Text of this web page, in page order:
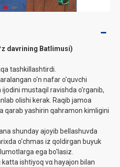
davrining Batlimusi)
tashkillashtirdi.
o'n nafar o'quvchi
mustaqil ravishda o'rganib,
olishi kerak. Raqib jamoa
qarab yashirin qahramon kimligini
shunday ajoyib bellashuvda
o'chmas iz qoldirgan buyuk
ega bo'lasiz.
ishtiyoq να hayajon bilan